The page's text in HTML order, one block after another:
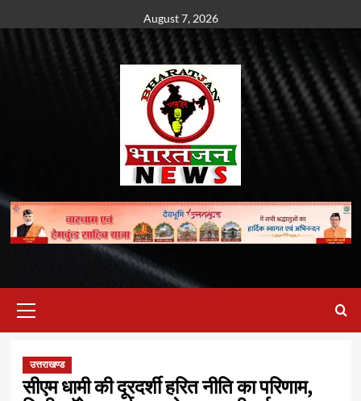
to
August 7, 2026
Menu
उत्तराखण्ड
सीएम धामी की दूरदर्शी हरित नीति का परिणाम,